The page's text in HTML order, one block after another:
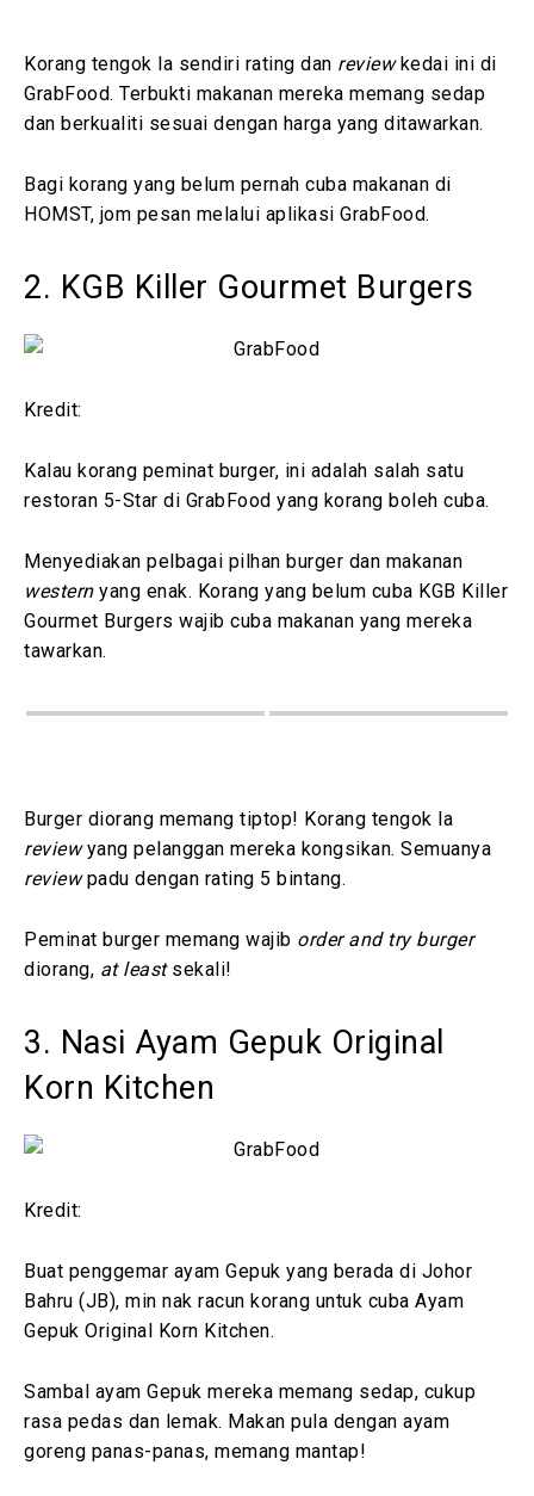
Korang tengok la sendiri rating dan reviewkedai ini di
GrabFood. Terbukti makanan mereka memang sedap
dan berkualiti sesuai dengan harga yang ditawarkan.
Bagi korang yang belum pernah cuba makanan di
HOMST, jom pesan melalui aplikasi GrabFood.
2. KGB Killer Gourmet Burgers
Kredit:
Kalau korang peminat burger, ini adalah salah satu
restoran 5-Star di GrabFood yang korang boleh cuba.
Menyediakan pelbagai pilhan burger dan makanan
westernyang enak. Korang yang belum cuba KGB Killer
Gourmet Burgers wajib cuba makanan yang mereka
tawarkan.
Burger diorang memang tiptop! Korang tengok la
reviewyang pelanggan mereka kongsikan. Semuanya
reviewpadu dengan rating 5 bintang.
Peminat burger memang wajib order and try burger
diorang, at leastsekali!
3. Nasi Ayam Gepuk Original
Korn Kitchen
Kredit:
Buat penggemar ayam Gepuk yang berada di Johor
Bahru (JB), min nak racun korang untuk cuba Ayam
Gepuk Original Korn Kitchen.
Sambal ayam Gepuk mereka memang sedap, cukup
rasa pedas dan lemak. Makan pula dengan ayam
goreng panas-panas, memang mantap!